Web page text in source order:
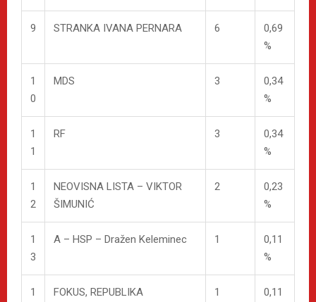
9 STRANKA IVANA PERNARA 6
0,69
%
1
0
MDS 3
0,34
%
1
1
RF 3
0,34
%
1
2
NEOVISNA LISTA – VIKTOR
ŠIMUNIĆ
2
0,23
%
1
3
A – HSP – Dražen Keleminec 1
0,11
%
1
FOKUS, REPUBLIKA 1
0,11